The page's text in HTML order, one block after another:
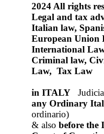
2024 All rights
Legal and tax
Italian law,
European Union
International
Criminal law,
Law, Tax Law
in ITALY
any Ordinary
ordinario)
& also before the